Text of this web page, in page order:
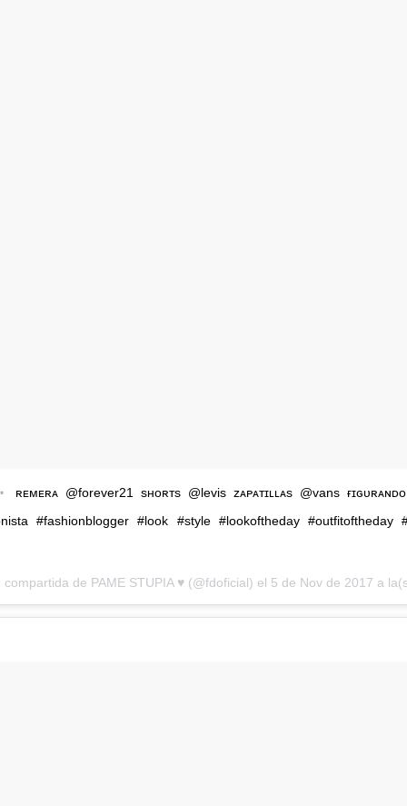
ʀᴇᴍᴇʀᴀ @forever21 sʜᴏʀᴛs @levis ᴢᴀᴘᴀᴛɪʟʟᴀs @vans
#fashionblogger #look #style #lookoftheday #outfitoftheday
de PAME STUPIA ♥️ (@fdoficial) el 5 de Nov de 2017 a